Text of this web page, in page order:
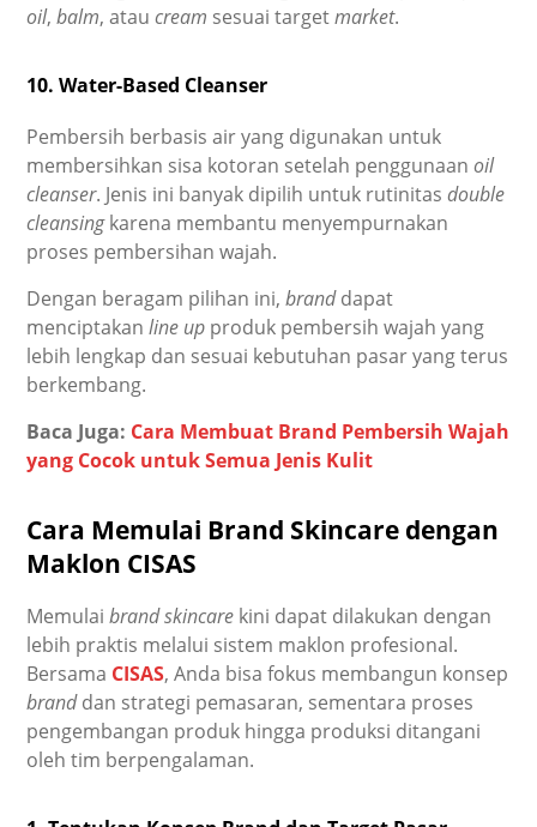
oil,balm, atau cream sesuai targetmarket.
10. Water-Based Cleanser
Pembersih berbasis air yang digunakan untuk
membersihkan sisa kotoran setelah penggunaan oil
cleanser. Jenis ini banyak dipilih untuk rutinitasdouble
cleansingkarena membantu menyempurnakan
proses pembersihan wajah.
Dengan beragam pilihan ini,branddapat
menciptakan line up produk pembersih wajah yang
lebih lengkap dan sesuai kebutuhan pasar yang terus
berkembang.
Baca Juga: Cara Membuat Brand Pembersih Wajah
yang Cocok untuk Semua Jenis Kulit
Cara Memulai Brand Skincare dengan
Maklon CISAS
Memulai brand skincare kini dapat dilakukan dengan
lebih praktis melalui sistem maklon profesional.
Bersama CISAS, Anda bisa fokus membangun konsep
branddan strategi pemasaran, sementara proses
pengembangan produk hingga produksi ditangani
oleh tim berpengalaman.